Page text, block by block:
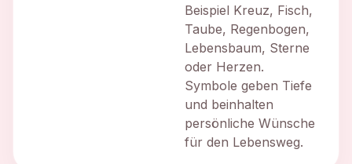
Beispiel Kreuz, Fisch,
Taube, Regenbogen,
Lebensbaum, Sterne
oder Herzen.
Symbole geben Tiefe
und beinhalten
persönliche Wünsche
für den Lebensweg.